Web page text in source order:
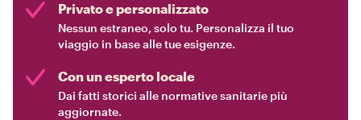
Privato e personalizzato
Nessun estraneo, solo tu. Personalizza il tuo
viaggio in base alle tue esigenze.
Con un esperto locale
Dai fatti storici alle normative sanitarie più
aggiornate.